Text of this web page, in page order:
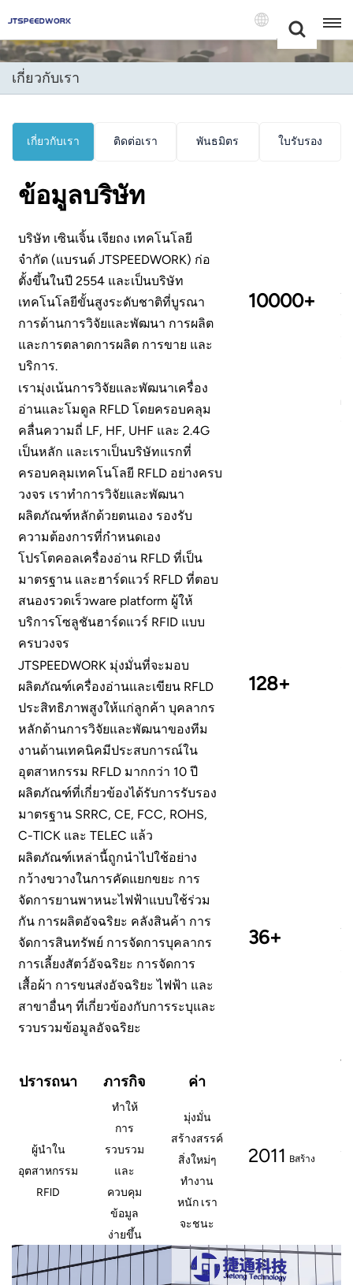
+86 -18681515767
Language(แบบ
English
Italiano
Português
Nederland
عربي
日语
한국어
Ελληνικά
Melayu
Polski
แบบไทย
Tiếng Việt
norsk
magyar
เกี่ยวกับเรา
เกี่ยวกับเรา ติดต่อเรา พันธมิตร ใบรับรอง
ข้อมูลบริษัท
บริษัท เซินเจิ้น เจียถง เทคโนโลยี
จำกัด (แบรนด์ JTSPEEDWORK) ก่อ
ตั้งขึ้นในปี 2554 และเป็นบริษัท
เทคโนโลยีขั้นสูงระดับชาติที่บูรณา
การด้านการวิจัยและพัฒนา การผลิต
และการตลาดการผลิต การขาย และ
บริการ.
เรามุ่งเน้นการวิจัยและพัฒนาเครื่อง
อ่านและโมดูล RFLD โดยครอบคลุม
คลื่นความถี่ LF, HF, UHF และ 2.4G
เป็นหลัก และเราเป็นบริษัทแรกที่
ครอบคลุมเทคโนโลยี RFLD อย่างครบ
วงจร เราทำการวิจัยและพัฒนา
ผลิตภัณฑ์หลักด้วยตนเอง รองรับ
ความต้องการที่กำหนดเอง
โปรโตคอลเครื่องอ่าน RFLD ที่เป็น
มาตรฐาน และฮาร์ดแวร์ RFLD ที่ตอบ
สนองรวดเร็วware platform ผู้ให้
บริการโซลูชันฮาร์ดแวร์ RFID แบบ
ครบวงจร
JTSPEEDWORK มุ่งมั่นที่จะมอบ
ผลิตภัณฑ์เครื่องอ่านและเขียน RFLD
ประสิทธิภาพสูงให้แก่ลูกค้า บุคลากร
หลักด้านการวิจัยและพัฒนาของทีม
งานด้านเทคนิคมีประสบการณ์ใน
อุตสาหกรรม RFLD มากกว่า 10 ปี
ผลิตภัณฑ์ที่เกี่ยวข้องได้รับการรับรอง
มาตรฐาน SRRC, CE, FCC, ROHS,
C-TICK และ TELEC แล้ว
ผลิตภัณฑ์เหล่านี้ถูกนำไปใช้อย่าง
กว้างขวางในการคัดแยกขยะ การ
จัดการยานพาหนะไฟฟ้าแบบใช้ร่วม
กัน การผลิตอัจฉริยะ คลังสินค้า การ
จัดการสินทรัพย์ การจัดการบุคลากร
การเลี้ยงสัตว์อัจฉริยะ การจัดการ
เสื้อผ้า การขนส่งอัจฉริยะ ไฟฟ้า และ
สาขาอื่นๆ ที่เกี่ยวข้องกับการระบุและ
รวบรวมข้อมูลอัจฉริยะ
10000+
นั
จ
128+
36+
นั
ภู
ปรารถนา ภารกิจ ค่า
2011 Bสร้าง
ผู้นำใน
อุตสาหกรรม
RFlD
ทำให้
การ
รวบรวม
และ
ควบคุม
ข้อมูล
ง่ายขึ้น
มุ่งมั่น
สร้างสรรค์
สิ่งใหม่ๆ
ทำงาน
หนัก เรา
จะชนะ